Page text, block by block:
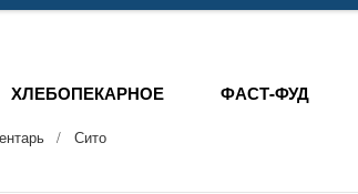
ХЛЕБОПЕКАРНОЕ ФАСТ-ФУД
/ Сито